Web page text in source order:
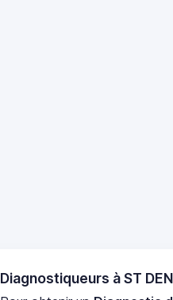
Diagnostiqueurs à ST